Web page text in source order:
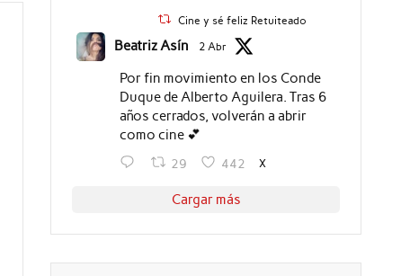
Cine y sé feliz Retuiteado
Beatriz Asín 2 Abr
Por fin movimiento en los Conde
Duque de Alberto Aguilera. Tras 6
años cerrados, volverán a abrir
como cine 💕
29 442 X
Cargar más